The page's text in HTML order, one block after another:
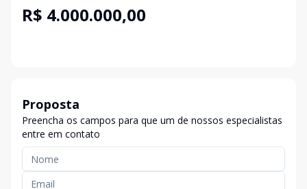
R$ 4.000.000,00
Proposta
Preencha os campos para que um de nossos especialistas
entre em contato